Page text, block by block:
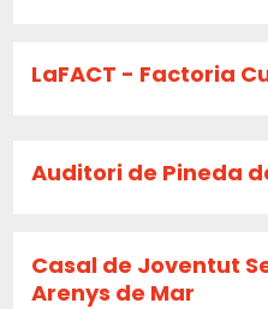
LaFACT - Factoria
Auditori de Pineda
Casal de Joventut
Arenys de Mar